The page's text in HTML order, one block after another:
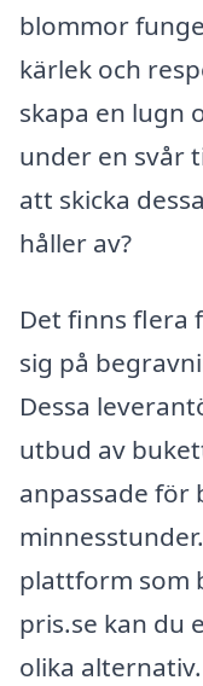
blommor
kärlek och
skapa en lugn
under en svår
att skicka
håller av?
Det finns flera
sig på
Dessa
utbud av
anpassade för
plattform som
pris.se kan du
olika